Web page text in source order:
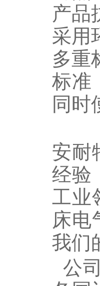
产品
采用
多重
标准
同时
安耐
经验
工业
床电
我们
公